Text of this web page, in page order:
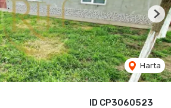
ID CP3060523
Harta